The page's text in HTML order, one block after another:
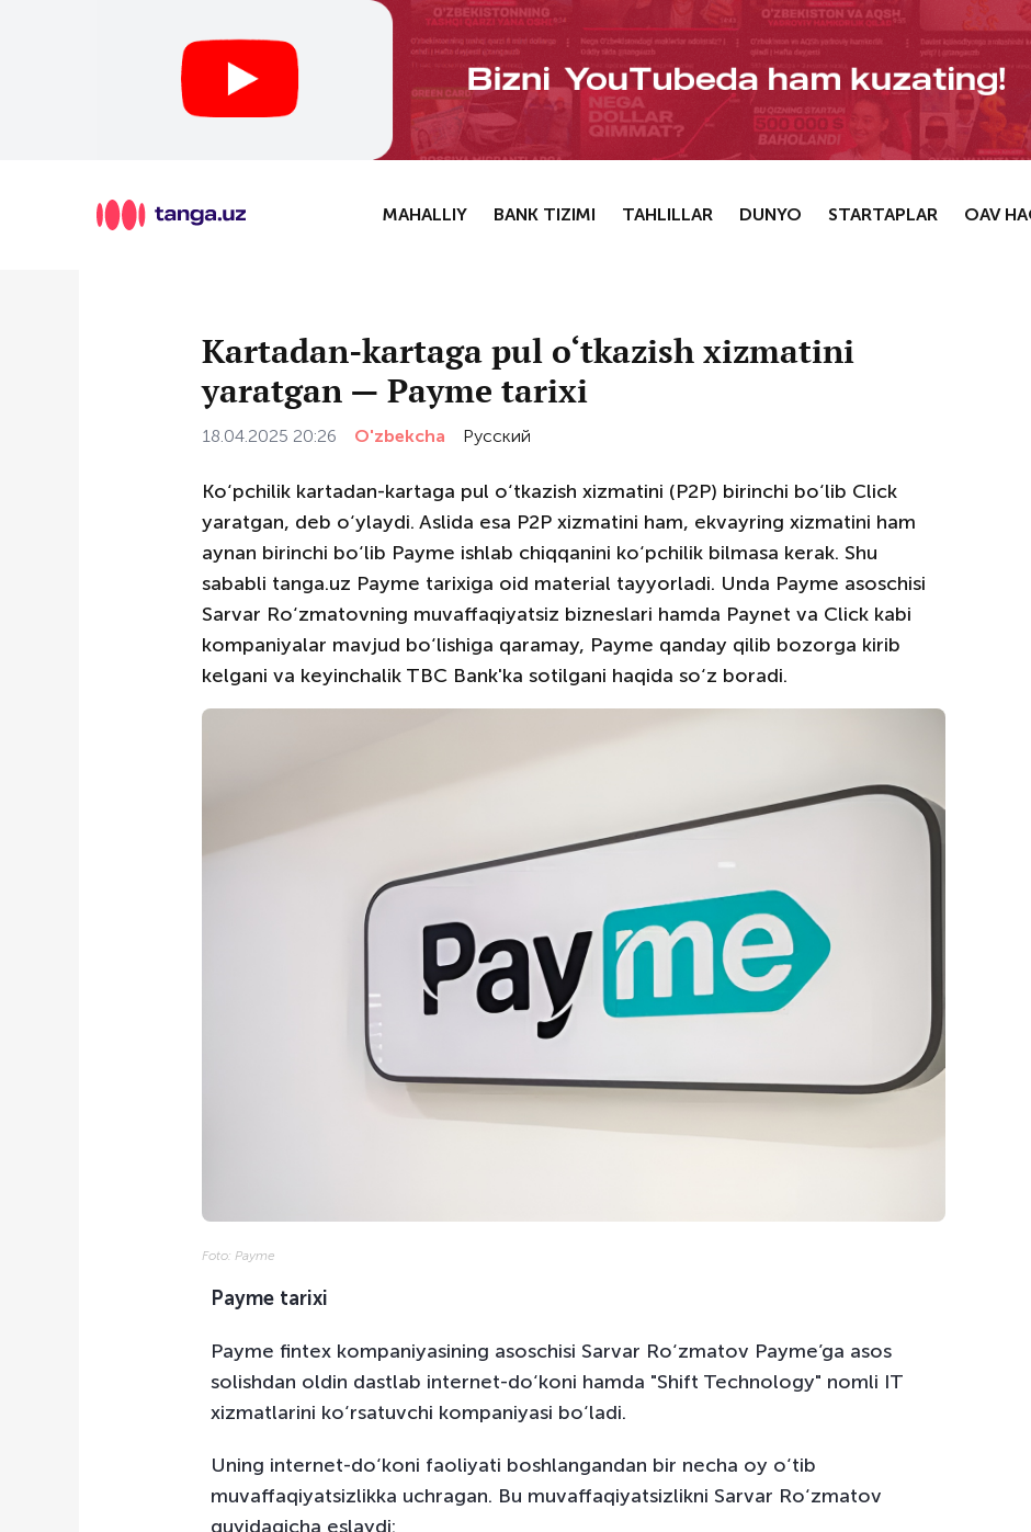
MAHALLIY BANK TIZIMI TAHLILLAR DUNYO STARTAPLAR OAV
Kartadan-kartaga pul o‘tkazish xizmatini
yaratgan — Payme tarixi
18.04.2025 20:26 O'zbekcha Русский
Ko‘pchilik kartadan-kartaga pul o‘tkazish xizmatini (P2P) birinchi bo‘lib Click
yaratgan, deb o‘ylaydi. Aslida esa P2P xizmatini ham, ekvayring xizmatini ham
aynan birinchi bo‘lib Payme ishlab chiqqanini ko‘pchilik bilmasa kerak. Shu
sababli tanga.uz Payme tarixiga oid material tayyorladi. Unda Payme asoschisi
Sarvar Ro‘zmatovning muvaffaqiyatsiz bizneslari hamda Paynet va Click kabi
kompaniyalar mavjud bo‘lishiga qaramay, Payme qanday qilib bozorga kirib
kelgani va keyinchalik TBC Bank'ka sotilgani haqida so‘z boradi.
Foto: Payme
Payme tarixi
Payme fintex kompaniyasining asoschisi Sarvar Ro‘zmatov Payme’ga asos
solishdan oldin dastlab internet-do‘koni hamda "Shift Technology" nomli IT
xizmatlarini ko‘rsatuvchi kompaniyasi bo‘ladi.
Uning internet-do‘koni faoliyati boshlangandan bir necha oy o‘tib
muvaffaqiyatsizlikka uchragan. Bu muvaffaqiyatsizlikni Sarvar Ro‘zmatov
quyidagicha eslaydi: